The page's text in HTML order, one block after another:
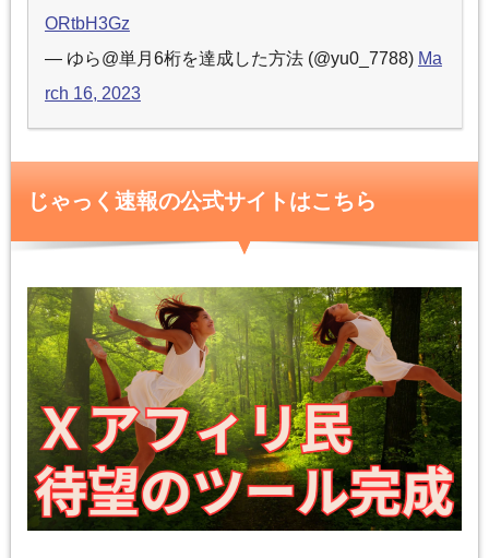
ORtbH3Gz
— ゆら@単月6桁を達成した方法 (@yu0_7788) Ma
rch 16, 2023
じゃっく速報の公式サイトはこちら